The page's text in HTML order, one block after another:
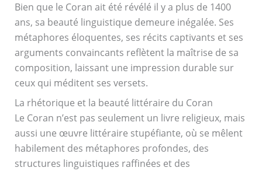
Bien que le Coran ait été révélé il y a plus de 1400
ans, sa beauté linguistique demeure inégalée. Ses
métaphores éloquentes, ses récits captivants et ses
arguments convaincants reflètent la maîtrise de sa
composition, laissant une impression durable sur
ceux qui méditent ses versets.
La rhétorique et la beauté littéraire du Coran
Le Coran n’est pas seulement un livre religieux, mais
aussi une œuvre littéraire stupéfiante, où se mêlent
habilement des métaphores profondes, des
structures linguistiques raffinées et des